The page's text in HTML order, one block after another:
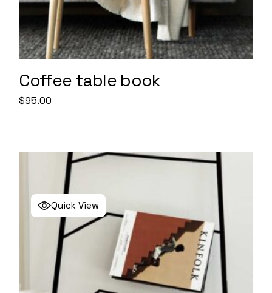
Coffee table book
$95.00
Quick View